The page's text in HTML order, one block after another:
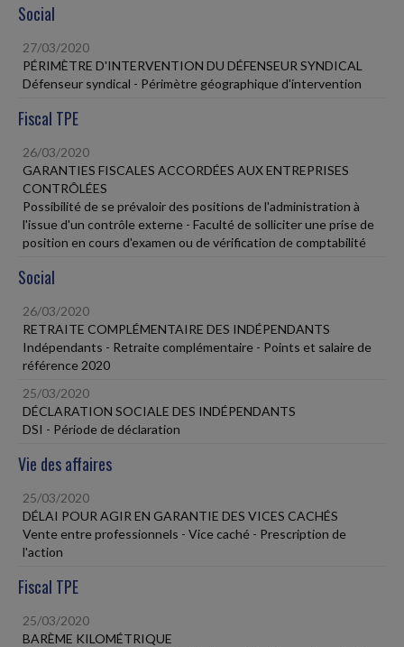
Social
27/03/2020
PÉRIMÈTRE D'INTERVENTION DU DÉFENSEUR SYNDICAL
Défenseur syndical - Périmètre géographique d'intervention
Fiscal TPE
26/03/2020
GARANTIES FISCALES ACCORDÉES AUX ENTREPRISES
CONTRÔLÉES
Possibilité de se prévaloir des positions de l'administration à
l'issue d'un contrôle externe - Faculté de solliciter une prise de
position en cours d'examen ou de vérification de comptabilité
Social
26/03/2020
RETRAITE COMPLÉMENTAIRE DES INDÉPENDANTS
Indépendants - Retraite complémentaire - Points et salaire de
référence 2020
25/03/2020
DÉCLARATION SOCIALE DES INDÉPENDANTS
DSI - Période de déclaration
Vie des affaires
25/03/2020
DÉLAI POUR AGIR EN GARANTIE DES VICES CACHÉS
Vente entre professionnels - Vice caché - Prescription de
l'action
Fiscal TPE
25/03/2020
BARÈME KILOMÉTRIQUE